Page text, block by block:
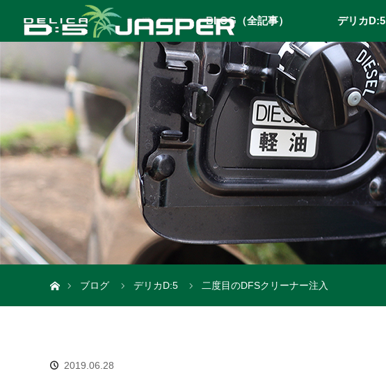
BLOG（全記事） デリカD:5
ブログ
デリカD:5 二度目のDFSクリーナー注入
2019.06.28